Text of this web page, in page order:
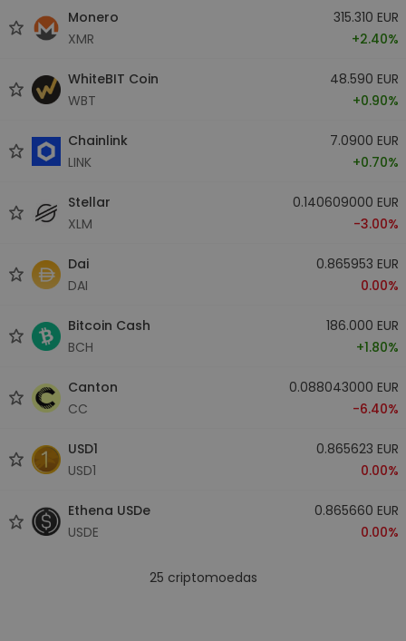
Monero
XMR
315.310 EUR
+2.40%
WhiteBIT Coin
WBT
48.590 EUR
+0.90%
Chainlink
LINK
7.0900 EUR
+0.70%
Stellar
XLM
0.140609000 EUR
-3.00%
Dai
DAI
0.865953 EUR
0.00%
Bitcoin Cash
BCH
186.000 EUR
+1.80%
Canton
CC
0.088043000 EUR
-6.40%
USD1
USD1
0.865623 EUR
0.00%
Ethena USDe
USDE
0.865660 EUR
0.00%
25 criptomoedas